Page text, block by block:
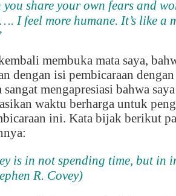
you share your own fears and
I feel more humane. It’s like a
membuka mata saya,
dengan isi pembicaraan
mengapresiasi bahwa
waktu berharga untuk
ini. Kata bijak berikut
is in not spending time, but in
R. Covey)